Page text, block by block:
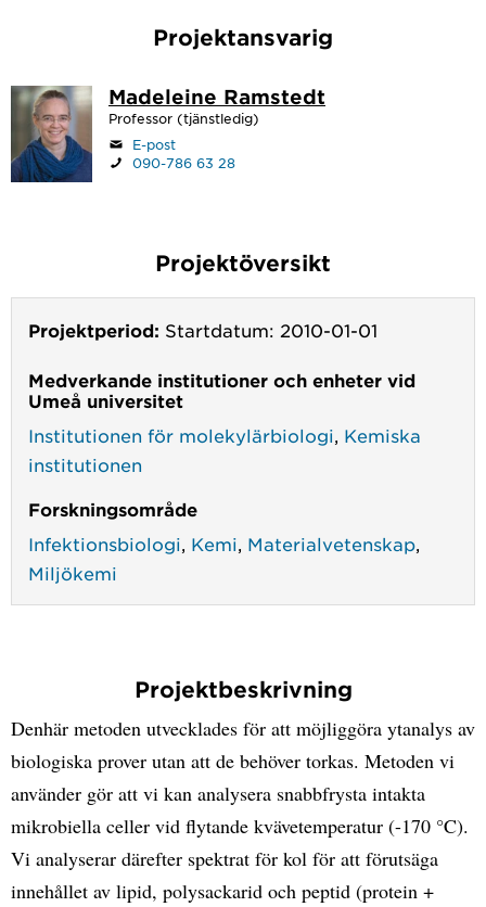
Projektansvarig
Madeleine Ramstedt
Professor (tjänstledig)
E-post
090-786 63 28
Projektöversikt
Projektperiod: Startdatum: 2010-01-01
Medverkande institutioner och enheter vid
Umeå universitet
Institutionen för molekylärbiologi Kemiska
institutionen
Forskningsområde
Infektionsbiologi Kemi Materialvetenskap
Miljökemi
Projektbeskrivning
Denhär metoden utvecklades för att möjliggöra ytanalys av
biologiska prover utan att de behöver torkas. Metoden vi
använder gör att vi kan analysera snabbfrysta intakta
mikrobiella celler vid flytande kvävetemperatur (-170 °C).
Vi analyserar därefter spektrat för kol för att förutsäga
innehållet av lipid, polysackarid och peptid (protein +